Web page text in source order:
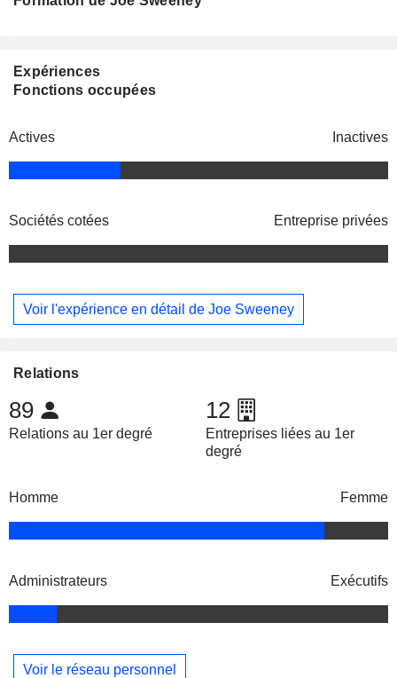
Expériences
Fonctions occupées
Actives Inactives
Sociétés cotées Entreprise privées
Voir l'expérience en détail de Joe Sweeney
Relations
89
Relations au 1er degré
12
Entreprises liées au 1er
degré
Homme Femme
Administrateurs Exécutifs
Voir le réseau personnel